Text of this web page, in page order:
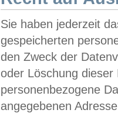
Sie haben jederzeit
gespeicherten
den Zweck der
oder Löschung
personenbezogene
angegebenen